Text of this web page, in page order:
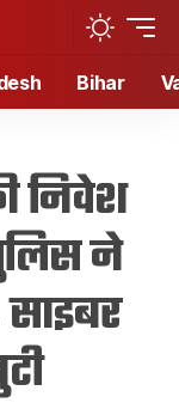
Bihar
निवेश
ने